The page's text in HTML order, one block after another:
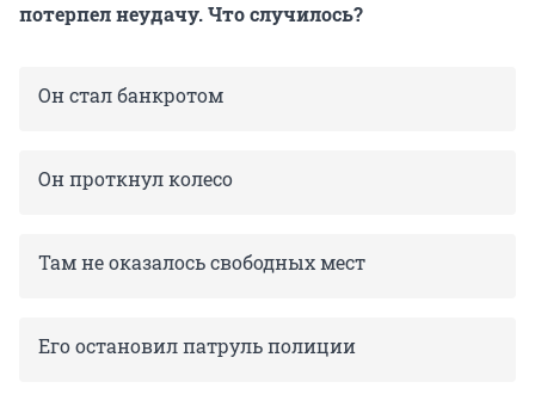
потерпел неудачу. Что случилось?
Он стал банкротом
Он проткнул колесо
Там не оказалось свободных мест
Его остановил патруль полиции